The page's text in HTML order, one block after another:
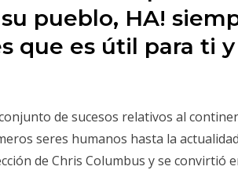
pueblo, HA!
que es útil para ti
de sucesos relativos al
seres humanos hasta la
de Chris Columbus y se convirtió